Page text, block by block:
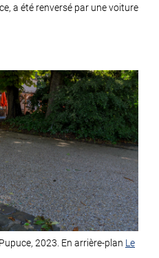
a été renversé par une voiture
2023. En arrière-plan Le